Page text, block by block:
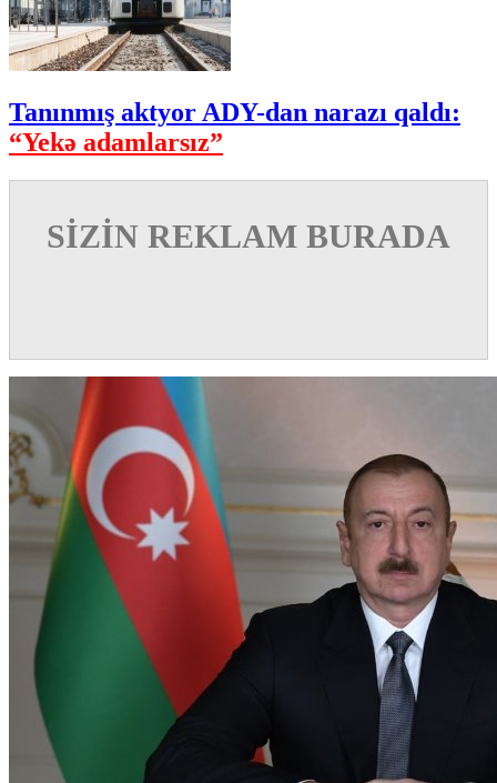
Tanınmış aktyor ADY-dan narazı qaldı:
“Yekə adamlarsız”
SİZİN REKLAM BURADA